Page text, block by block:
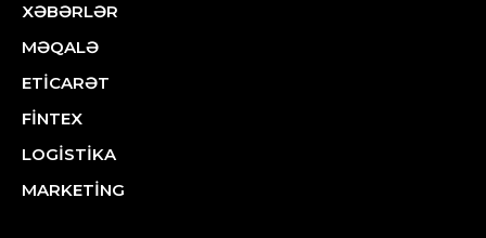
XƏBƏRLƏR
MƏQALƏ
ETİCARƏT
FİNTEX
LOGİSTİKA
MARKETİNG